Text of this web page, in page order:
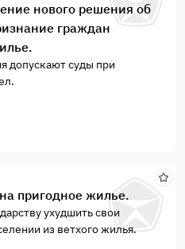
нового решения об
граждан
допускают суды при
пригодное жилье.
ухудшить свои
из ветхого жилья.